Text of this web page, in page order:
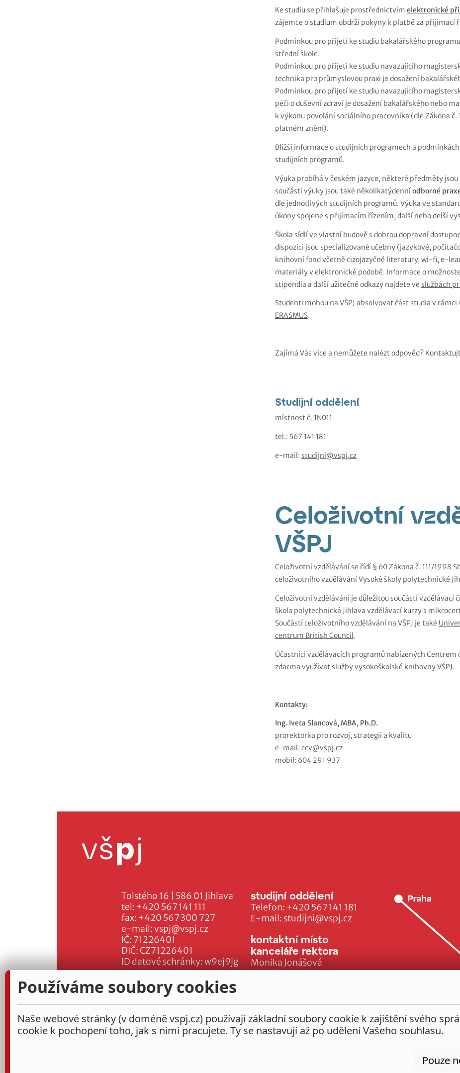
Ke studiu se přihlašuje prostřednictvím elektronické
zájemce o studium obdrží pokyny k platbě za přijímací
Podmínkou pro přijetí ke studiu bakalářského
střední škole.
Podmínkou pro přijetí ke studiu navazujícího
technika pro průmyslovou praxi je dosažení
Podmínkou pro přijetí ke studiu navazujícího
péči o duševní zdraví je dosažení bakalářského nebo
k výkonu povolání sociálního pracovníka (dle Zákona
platném znění).
Bližší informace o studijních programech a
studijních programů.
Výuka probíhá v českém jazyce, některé předměty
součástí výuky jsou také několikatýdenníodborné
dle jednotlivých studijních programů. Výuka ve
úkony spojené s přijímacím řízením, další nebo delší
Škola sídlí ve vlastní budově s dobrou dopravní
dispozici jsou specializované učebny (jazykové,
knihovní fond včetně cizojazyčné literatury, wi-fi, e-
materiály v elektronické podobě. Informace o
stipendia a další užitečné odkazy najdete ve službách
Studenti mohou na VŠPJ absolvovat část studia v
ERASMUS.
Zajímá Vás více a nemůžete nalézt odpověď?
Studijní oddělení
místnost č. 1N011
tel.: 567 141 181
e-mail: studijni@vspj.cz
Celoživotní
VŠPJ
Celoživotní vzdělávání se řídí § 60 Zákona č. 111/1998
celoživotního vzdělávání Vysoké školy polytechnické
Celoživotní vzdělávání je důležitou součástí vzdělávací
škola polytechnická Jihlava vzdělávací kurzy s
Součástí celoživotního vzdělávání na VŠPJ je také
centrum British Council.
Účastníci vzdělávacích programů nabízených Centrem
zdarma využívat službyvysokoškolské knihovny VŠPJ.
Kontakty:
Ing. Iveta Slancová, MBA, Ph.D.
prorektorka pro rozvoj, strategii a kvalitu
e-mail: ccv@vspj.cz
mobil: 604 291 937
Tolstého 16 | 586 01 Jihlava
tel: +420 567 141 111
fax: +420 567 300 727
e-mail:vspj@vspj.cz
IČ: 71226401
DIČ: CZ71226401
ID datové schránky: w9ej9jg
studijní oddělení
Telefon: +420 567 141 181
E-mail: studijni@vspj.cz
kontaktní místo
kanceláře rektora
Monika Jonášová
E-mail:
Používáme soubory cookies
Naše webové stránky (v doméně vspj.cz) používají základní soubory cookie k zajištění svého
cookie k pochopení toho, jak s nimi pracujete. Ty se nastavují až po udělení Vašeho souhlasu.
Pouze